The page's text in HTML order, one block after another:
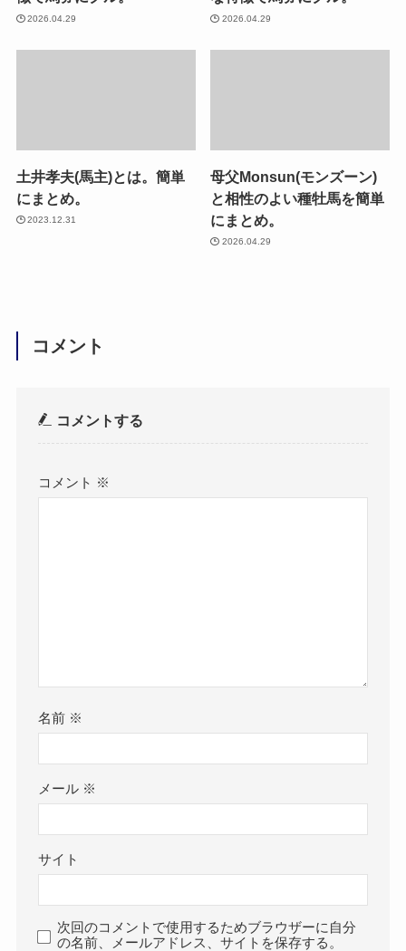
2026.04.29 2026.04.29
土井孝夫(馬主)とは。簡単
にまとめ。
2023.12.31
母父Monsun(モンズーン)
と相性のよい種牡馬を簡単
にまとめ。
2026.04.29
コメント
コメントする
コメント ※
名前 ※
メール ※
サイト
次回のコメントで使用するためブラウザーに自分
の名前、メールアドレス、サイトを保存する。